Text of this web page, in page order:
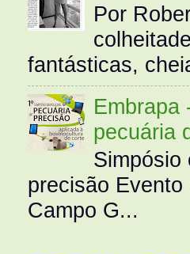
Por
fantásticas,
Embrapa
pecuária
Simpósio
precisão
Campo G...